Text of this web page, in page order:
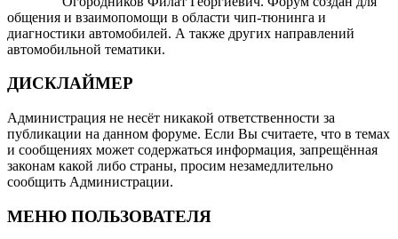
общения и взаимопомощи в области чип-тюнинга и
диагностики автомобилей. А также других направлений
автомобильной тематики.
ДИСКЛАЙМЕР
Администрация не несёт никакой ответственности за
публикации на данном форуме. Если Вы считаете, что в темах
и сообщениях может содержаться информация, запрещённая
законам какой либо страны, просим незамедлительно
сообщить Администрации.
МЕНЮ ПОЛЬЗОВАТЕЛЯ